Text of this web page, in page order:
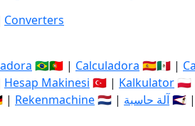
Converters
🇧🇷🇵🇹 | Calculadora 🇪🇸🇲🇽 |
Hesap Makinesi 🇹🇷 | Kalkulator🇵🇱
| Rekenmachine🇳🇱 | آلة حاسبة🇸🇦 |